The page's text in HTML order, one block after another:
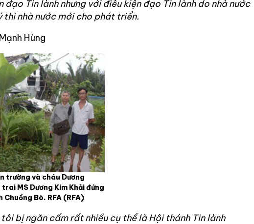
đạo Tin lành nhưng với đìêu kiện đạo Tin lành do nhà nước
thì nhà nước mới cho phát triển.
Hùng
trường và cháu Dương
MS Dương Kim Khải đứng
Chuồng Bò. RFA (RFA)
bị ngăn cấm rất nhiều cụ thể là Hội thánh Tin lành